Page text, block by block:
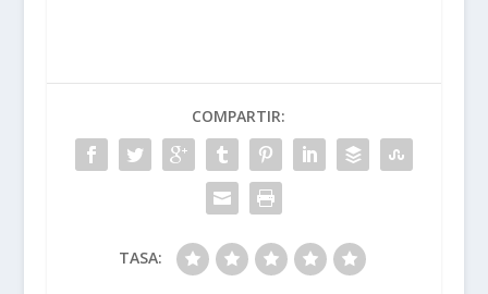
COMPARTIR:
TASA: